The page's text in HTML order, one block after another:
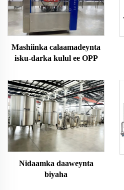
Mashiinka calaamadeynta
isku-darka kulul ee OPP
Nidaamka daaweynta
biyaha